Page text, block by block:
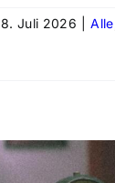
8. Juli 2026 Alle